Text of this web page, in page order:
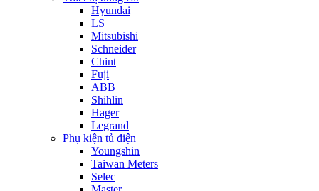
Hyundai
LS
Mitsubishi
Schneider
Chint
Fuji
ABB
Shihlin
Hager
Legrand
Phụ kiện tủ điện
Youngshin
Taiwan Meters
Selec